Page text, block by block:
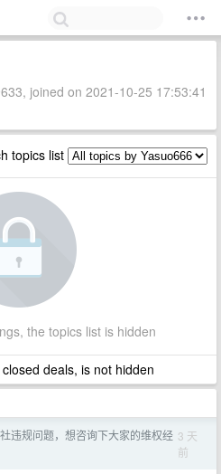
joined on 2021-10-25 17:53:41
topics list
the topics list is hidden
deals, is not hidden
违规问题，想咨询下大家的维权经 3 天
前